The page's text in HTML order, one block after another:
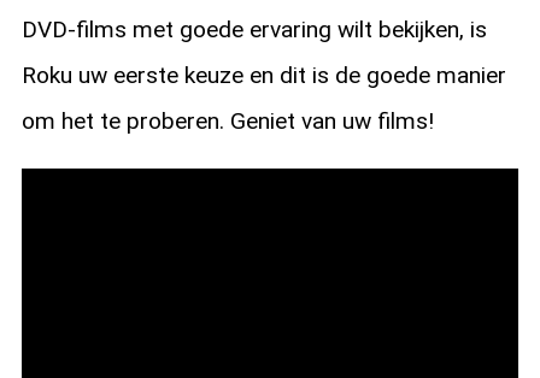
DVD-films met goede ervaring wilt bekijken, is
Roku uw eerste keuze en dit is de goede manier
om het te proberen. Geniet van uw films!